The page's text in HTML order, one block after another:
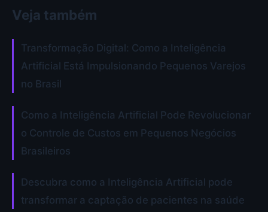
Veja também
Transformação Digital: Como a Inteligência
Artificial Está Impulsionando Pequenos Varejos
no Brasil
Como a Inteligência Artificial Pode Revolucionar
o Controle de Custos em Pequenos Negócios
Brasileiros
Descubra como a Inteligência Artificial pode
transformar a captação de pacientes na saúde